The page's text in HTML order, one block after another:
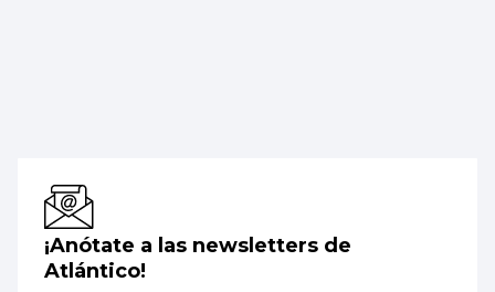
¡Anótate a las newsletters de
Atlántico!